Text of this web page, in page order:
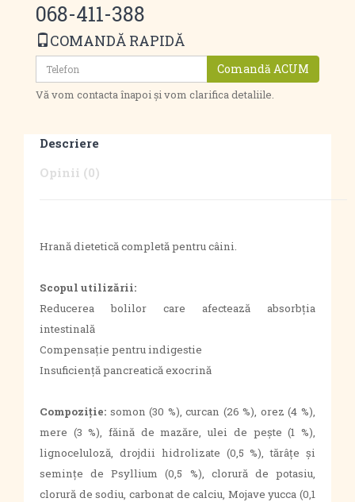
068-411-388
COMANDĂ RAPIDĂ
Comandă ACUM
Vă vom contacta înapoi și vom clarifica detaliile.
Descriere
Opinii (0)
Hrană dietetică completă pentru câini.
Scopul utilizării:
Reducerea bolilor care afectează absorbția
intestinală
Compensație pentru indigestie
Insuficiență pancreatică exocrină
Compoziție: somon (30 %), curcan (26 %), orez (4 %),
mere (3 %), făină de mazăre, ulei de pește (1 %),
lignoceluloză, drojdii hidrolizate (0,5 %), tărâțe și
semințe de Psyllium (0,5 %), clorură de potasiu,
clorură de sodiu, carbonat de calciu, Mojave yucca (0,1